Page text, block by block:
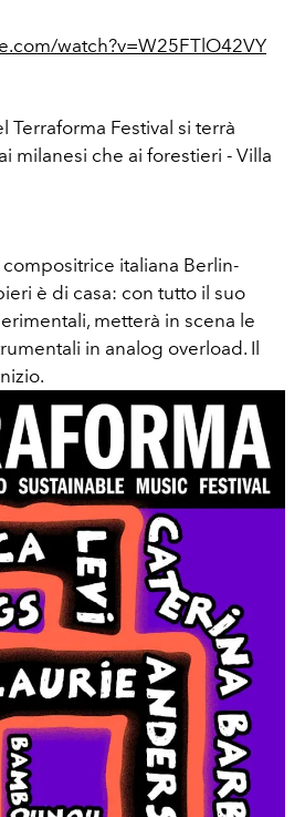
watch?v=W25FTlO42VY
Terraforma Festival si terrà
milanesi che ai forestieri - Villa
italiana Berlin-
è di casa: con tutto il suo
metterà in scena le
in analog overload. Il